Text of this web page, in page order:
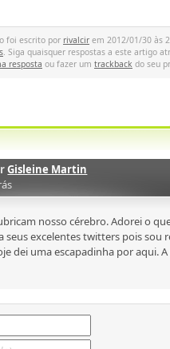
foi escrito por rivalcir em 2012/01/30 às
. Siga quaisquer respostas a este artigo
resposta ou fazer um trackback do seu
Gisleine Martin
nosso cérebro. Adorei o
seus excelentes twitters pois sou
dei uma escapadinha por aqui.